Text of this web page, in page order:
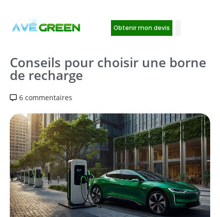
Obtenir mon devis
Conseils pour choisir une borne
de recharge
6 commentaires